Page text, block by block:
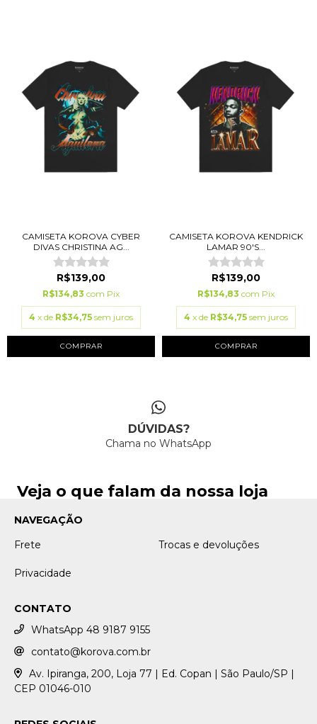
CAMISETA KOROVA CYBER
DIVAS CHRISTINA AG...
R$139,00
R$134,83 com Pix
4 x de R$34,75 sem juros
COMPRAR
CAMISETA KOROVA KENDRICK
LAMAR 90'S...
R$139,00
R$134,83 com Pix
4 x de R$34,75 sem juros
COMPRAR
DÚVIDAS?
Chama no WhatsApp
Veja o que falam da nossa loja
NAVEGAÇÃO
Frete
Trocas e devoluções
Privacidade
CONTATO
WhatsApp 48 9187 9155
contato@korova.com.br
Av. Ipiranga, 200, Loja 77 | Ed. Copan | São Paulo/SP |
CEP 01046-010